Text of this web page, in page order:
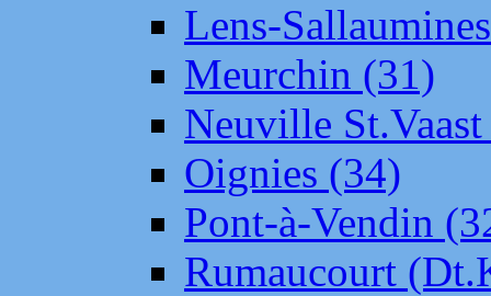
Lens-
Meurchin (31)
Neuville
Oignies (34)
Pont-à-Vendin
Rumaucourt